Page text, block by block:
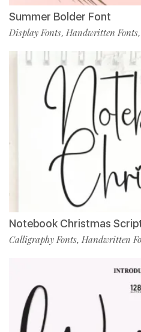
Summer Bolder Font
Display Fonts, Handwritten Fonts,
Notebook Christmas
Calligraphy Fonts, Handwritten